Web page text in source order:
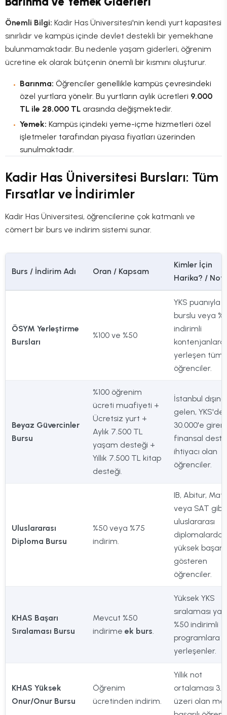
Önemli Bilgi: Kadir Has Üniversitesi'nin kendi yurt kapasitesi
sınırlıdır ve kampüs içinde devlet destekli bir yemekhane
bulunmamaktadır. Bu nedenle yaşam giderleri, öğrenim
ücretine ek olarak bütçenin önemli bir kısmını oluşturur.
Barınma: Öğrenciler genellikle kampüs çevresindeki
özel yurtlara yönelir. Bu yurtların aylık ücretleri 9.000
TL ile 28.000 TLarasında değişmektedir.
Yemek: Kampüs içindeki yeme-içme hizmetleri özel
işletmeler tarafından piyasa fiyatları üzerinden
sunulmaktadır.
Kadir Has Üniversitesi Bursları: Tüm
Fırsatlar ve İndirimler
Kadir Has Üniversitesi, öğrencilerine çok katmanlı ve
cömert bir burs ve indirim sistemi sunar.
Burs / İndirim Adı Oran / Kapsam
Kimler İçin
Harika? /
ÖSYM Yerleştirme
Bursları
%100 ve %50
YKS puanıyla
burslu veya
indirimli
kontenjanlara
yerleşen tüm
öğrenciler.
Beyaz Güvercinler
Bursu
%100 öğrenim
ücreti muafiyeti +
Ücretsiz yurt +
Aylık 7.500 TL
yaşam desteği +
Yıllık 7.500 TL kitap
desteği.
İstanbul
gelen, YKS'de
30.000'e
finansal
ihtiyacı olan
öğrenciler.
Uluslararası
Diploma Bursu
%50 veya %75
indirim.
IB, Abitur,
veya SAT gibi
uluslararası
diplomalarda
yüksek başarı
gösteren
öğrenciler.
KHAS Başarı
Sıralaması Bursu
Mevcut %50
indirime ek burs.
Yüksek YKS
sıralaması
%50 indirimli
programlara
yerleşenler.
KHAS Yüksek
Onur/Onur Bursu
Öğrenim
ücretinden indirim.
Yıllık not
ortalaması
üzeri olan